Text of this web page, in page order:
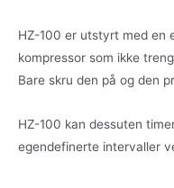
HZ-100 er utstyrt med en
kompressor som ikke
Bare skru den på og den
HZ-100 kan dessuten
egendefinerte intervaller